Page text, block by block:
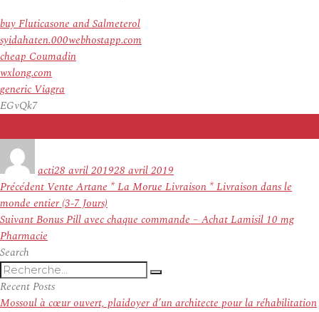
buy Fluticasone and Salmeterol
syidahaten.000webhostapp.com
cheap Coumadin
wxlong.com
generic Viagra
EGvQk7
actile
28 avril 201928 avril 2019
Navigation
de
l’article
Précédent Article
précédent :
Vente Artane * La Morue Livraison * Livraison dans le
monde entier (3-7 Jours)
SuivantArticle
suivant :
Bonus Pill avec chaque commande – Achat Lamisil 10 mg
Pharmacie
Search
Recherche
pour
:
Recherche
Recent Posts
Mossoul à cœur ouvert, plaidoyer d’un architecte pour la réhabilitation